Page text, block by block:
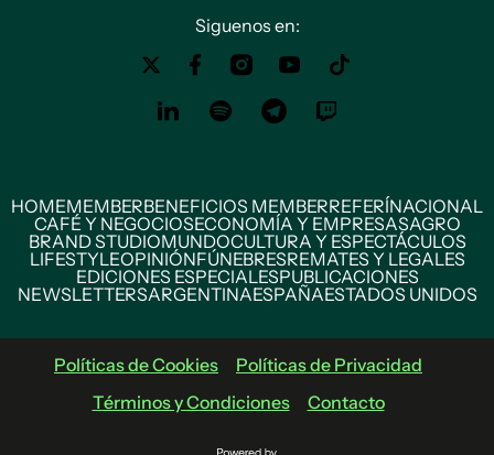
Siguenos en:
HOMEMEMBERBENEFICIOS MEMBERREFERÍNACIONAL
CAFÉ Y NEGOCIOSECONOMÍA Y EMPRESASAGRO
BRAND STUDIOMUNDOCULTURA Y ESPECTÁCULOS
LIFESTYLEOPINIÓNFÚNEBRESREMATES Y LEGALES
EDICIONES ESPECIALESPUBLICACIONES
NEWSLETTERSARGENTINAESPAÑAESTADOS UNIDOS
Políticas de Cookies
Políticas de Privacidad
Términos y Condiciones
Contacto